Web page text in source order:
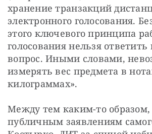
хранение транзакций
электронного голосования.
этого ключевого принципа
голосования нельзя ответить
вопрос. Иными словами,
измерять вес предмета в
килограммах».
Между тем каким-то образом,
публичным заявлениям